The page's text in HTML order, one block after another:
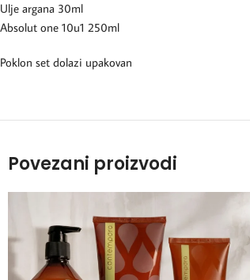
Ulje argana 30ml
Absolut one 10u1 250ml
Poklon set dolazi upakovan
Povezani proizvodi